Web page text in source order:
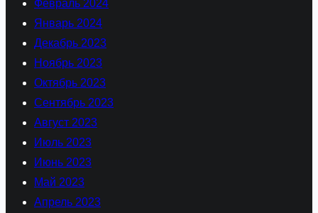
Февраль 2024
Январь 2024
Декабрь 2023
Ноябрь 2023
Октябрь 2023
Сентябрь 2023
Август 2023
Июль 2023
Июнь 2023
Май 2023
Апрель 2023